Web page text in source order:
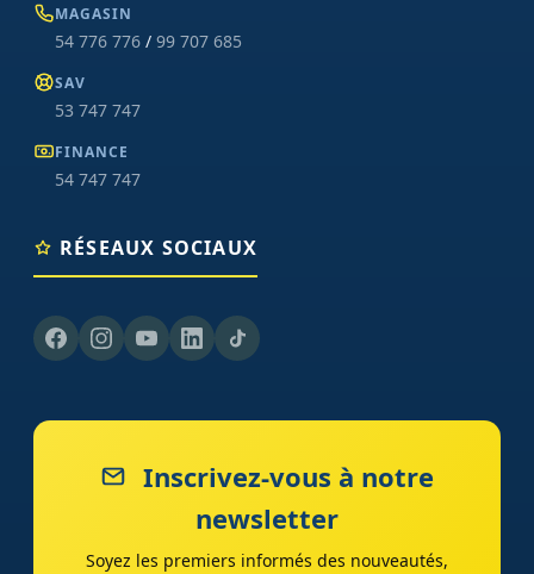
MAGASIN
54 776 776 / 99 707 685
SAV
53 747 747
FINANCE
54 747 747
RÉSEAUX SOCIAUX
Inscrivez-vous à notre
newsletter
Soyez les premiers informés des nouveautés,